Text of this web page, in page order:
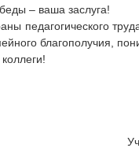
– ваша заслуга!
педагогического
благополучия,